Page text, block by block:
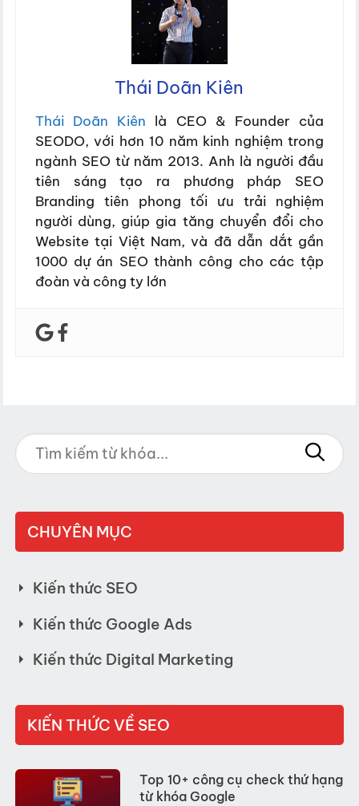
Thái Doãn Kiên
Thái Doãn Kiên là CEO & Founder của
SEODO, với hơn 10 năm kinh nghiệm trong
ngành SEO từ năm 2013. Anh là người đầu
tiên sáng tạo ra phương pháp SEO
Branding tiên phong tối ưu trải nghiệm
người dùng, giúp gia tăng chuyển đổi cho
Website tại Việt Nam, và đã dẫn dắt gần
1000 dự án SEO thành công cho các tập
đoàn và công ty lớn
CHUYÊN MỤC
Kiến thức SEO
Kiến thức Google Ads
Kiến thức Digital Marketing
KIẾN THỨC VỀ SEO
Top 10+ công cụ check thứ hạng
từ khóa Google